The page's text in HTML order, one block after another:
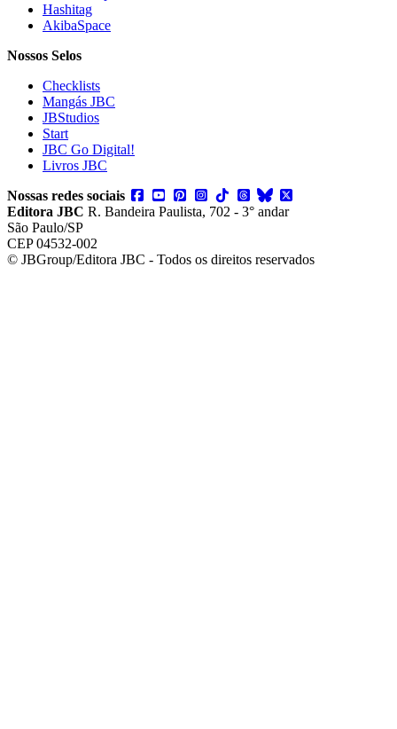
Hashitag
AkibaSpace
Nossos Selos
Checklists
Mangás JBC
JBStudios
Start
JBC Go Digital!
Livros JBC
Nossas redes sociais
Editora JBC R. Bandeira Paulista, 702 - 3° andar
São Paulo/SP
CEP 04532-002
© JBGroup/Editora JBC - Todos os direitos reservados